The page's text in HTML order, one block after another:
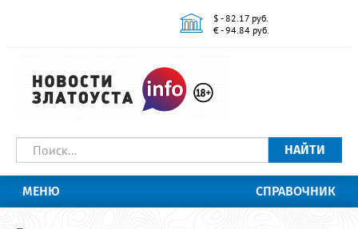
$ - 82.17 руб.
€ - 94.84 руб.
НАЙТИ
МЕНЮ СПРАВОЧНИК